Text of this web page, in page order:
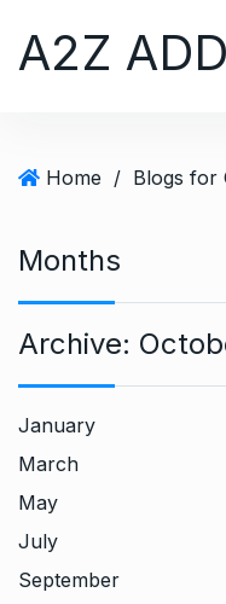
A2Z
Home / Blogs for
Months
Archive:
January
March
May
July
September